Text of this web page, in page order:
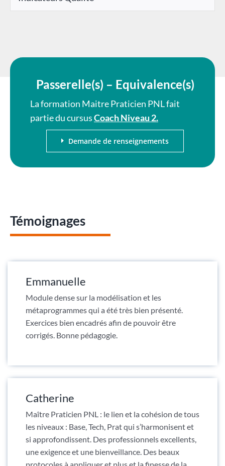
Passerelle(s) – Equivalence(s)
La formation Maitre Praticien PNL fait
partie du cursusCoach Niveau 2.
Demande de renseignements
Témoignages
Emmanuelle
Module dense sur la modélisation et les
métaprogrammes qui a été très bien présenté.
Exercices bien encadrés afin de pouvoir être
corrigés. Bonne pédagogie.
Catherine
Maître Praticien PNL : le lien et la cohésion de tous
les niveaux : Base, Tech, Prat qui s’harmonisent et
si approfondissent. Des professionnels excellents,
une exigence et une bienveillance. Des beaux